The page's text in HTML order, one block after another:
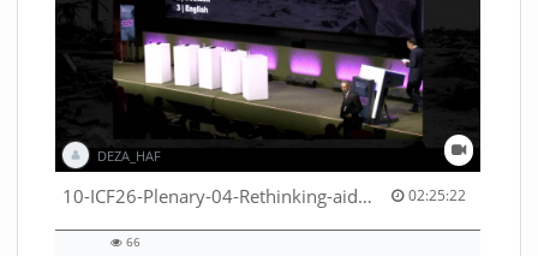
DEZA_HAF
10-ICF26-Plenary-04-Rethinking-aid-deliveries-for-greater-impact-with-existing-resources-53529531710001791 02:25:22
02:25:22 duration
66